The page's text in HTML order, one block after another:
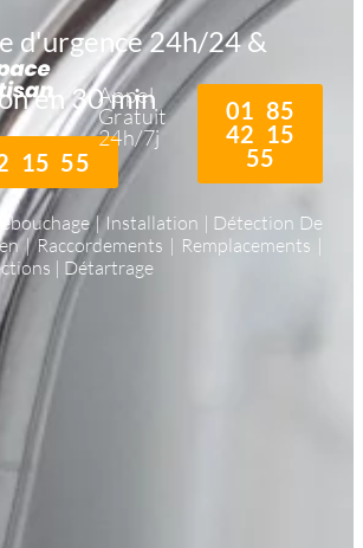
Appel
Gratuit
24h/7j
01 85
42 15
55
d'urgence 24h/24 &
en 30 min
15 55
| Installation | Détection De
| Raccordements | Remplacements |
| Détartrage